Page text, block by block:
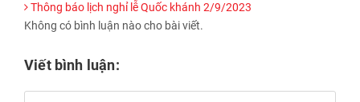
Thông báo lịch nghỉ lễ Quốc khánh 2/9/2023
Không có bình luận nào cho bài viết.
Viết bình luận: